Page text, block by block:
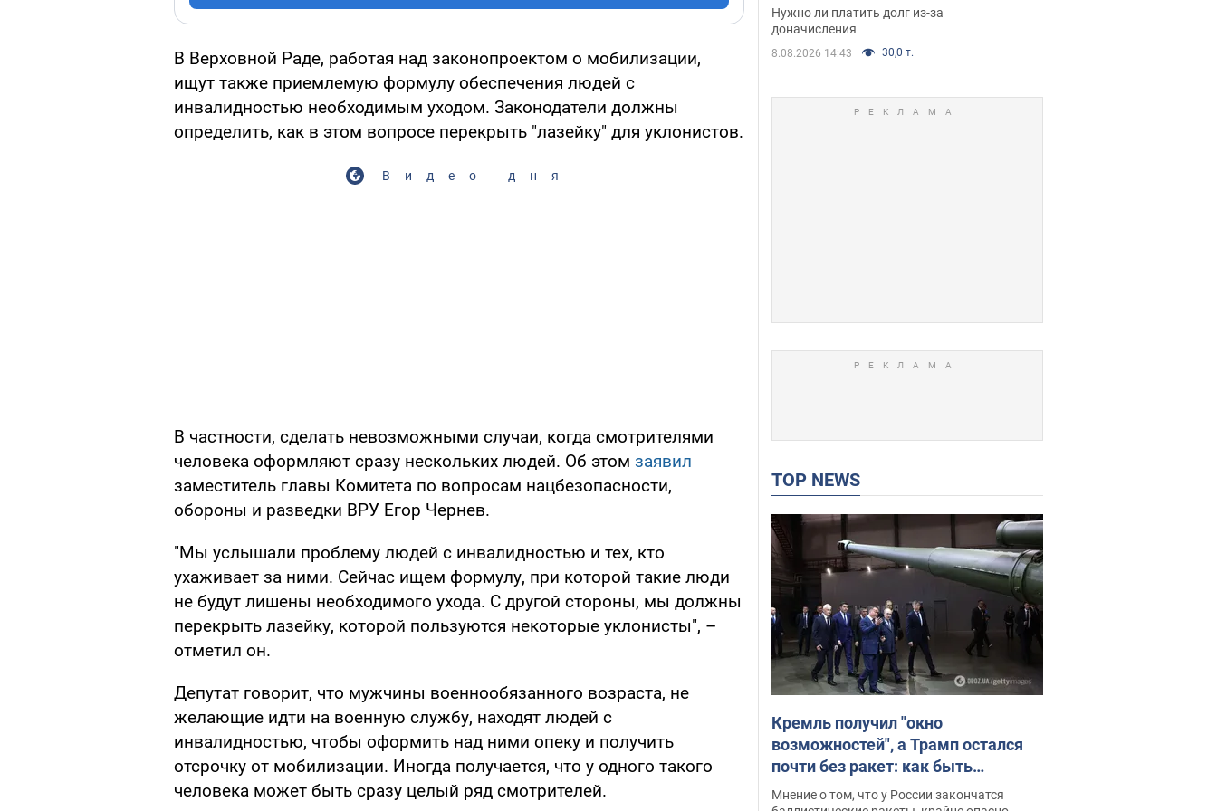
В Верховной Раде, работая над законопроектом о мобилизации,
ищут также приемлемую формулу обеспечения людей с
инвалидностью необходимым уходом. Законодатели должны
определить, как в этом вопросе перекрыть "лазейку" для уклонистов.
Видео дня
В частности, сделать невозможными случаи, когда смотрителями
человека оформляют сразу нескольких людей. Об этом заявил
заместитель главы Комитета по вопросам нацбезопасности,
обороны и разведки ВРУ Егор Чернев.
"Мы услышали проблему людей с инвалидностью и тех, кто
ухаживает за ними. Сейчас ищем формулу, при которой такие люди
не будут лишены необходимого ухода. С другой стороны, мы должны
перекрыть лазейку, которой пользуются некоторые уклонисты", –
отметил он.
Депутат говорит, что мужчины военнообязанного возраста, не
желающие идти на военную службу, находят людей с
инвалидностью, чтобы оформить над ними опеку и получить
отсрочку от мобилизации. Иногда получается, что у одного такого
человека может быть сразу целый ряд смотрителей.
судья вынес
неожиданное решение
Нужно ли платить долг из-за
доначисления
8.08.2026 14:43 30,0 т.
TOP NEWS
Кремль получил "окно
возможностей", а Трамп остался
почти без ракет: как быть
Украине? Интервью с Мельником
Мнение о том, что у России закончатся